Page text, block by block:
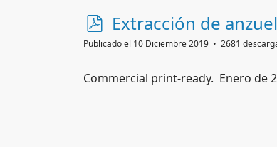
p
d
Extracción de
Publicado el 10 Diciembre 2019 2681
Commercial print-ready. Enero de